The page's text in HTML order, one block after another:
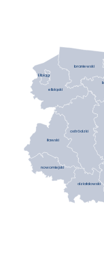
braniewski
działdowski
elbląski
iławski
nowomiejski
ostródzki
Elbląg